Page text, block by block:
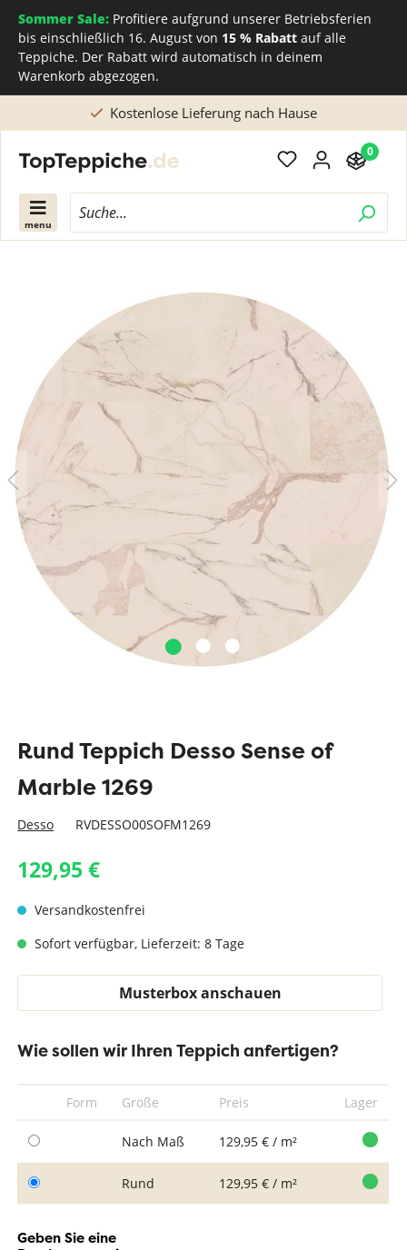
Sommer Sale: Profitiere aufgrund unserer Betriebsferien
bis einschließlich 16. August von 15 % Rabatt auf alle
Teppiche. Der Rabatt wird automatisch in deinem
Warenkorb abgezogen.
Direkt beim Teppichhersteller kaufen
menu
0
Rund Teppich Desso Sense of
Marble 1269
Desso RVDESSO00SOFM1269
129,95 €
Versandkostenfrei
Sofort verfügbar, Lieferzeit: 8 Tage
Musterbox anschauen
Wie sollen wir Ihren Teppich anfertigen?
Form Größe Preis Lager
Nach Maß 129,95 € / m²
Rund 129,95 € / m²
Geben Sie eine